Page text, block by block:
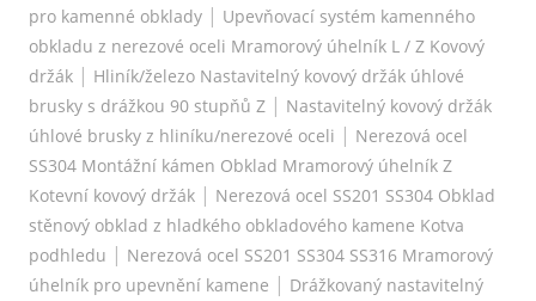
pro kamenné obklady| Upevňovací systém kamenného
obkladu z nerezové oceli Mramorový úhelník L / Z Kovový
držák| Hliník/železo Nastavitelný kovový držák úhlové
brusky s drážkou 90 stupňů Z| Nastavitelný kovový držák
úhlové brusky z hliníku/nerezové oceli | Nerezová ocel
SS304 Montážní kámen Obklad Mramorový úhelník Z
Kotevní kovový držák| Nerezová ocel SS201 SS304 Obklad
stěnový obklad z hladkého obkladového kamene Kotva
podhledu | Nerezová ocel SS201 SS304 SS316 Mramorový
úhelník pro upevnění kamene | Drážkovaný nastavitelný